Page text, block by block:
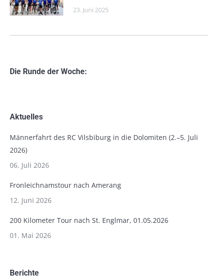
23. Juni 2025
Die Runde der Woche:
Aktuelles
Männerfahrt des RC Vilsbiburg in die Dolomiten (2.–5. Juli
2026)
06. Juli 2026
Fronleichnamstour nach Amerang
12. Juni 2026
200 Kilometer Tour nach St. Englmar, 01.05.2026
01. Mai 2026
Berichte